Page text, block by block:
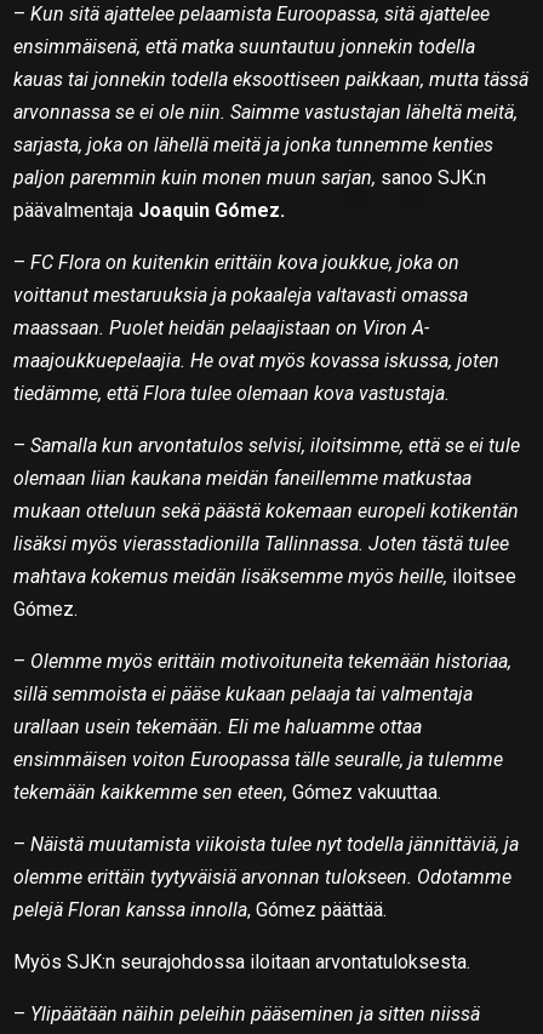
–Kun sitä ajattelee pelaamista Euroopassa, sitä ajattelee
ensimmäisenä, että matka suuntautuu jonnekin todella
kauas tai jonnekin todella eksoottiseen paikkaan, mutta tässä
arvonnassa se ei ole niin. Saimme vastustajan läheltä meitä,
sarjasta, joka on lähellä meitä ja jonka tunnemme kenties
paljon paremmin kuin monen muun sarjan, sanoo SJK:n
päävalmentaja Joaquin Gómez.
–FC Flora on kuitenkin erittäin kova joukkue, joka on
voittanut mestaruuksia ja pokaaleja valtavasti omassa
maassaan. Puolet heidän pelaajistaan on Viron A-
maajoukkuepelaajia. He ovat myös kovassa iskussa, joten
tiedämme, että Flora tulee olemaan kova vastustaja.
–Samalla kun arvontatulos selvisi, iloitsimme, että se ei tule
olemaan liian kaukana meidän faneillemme matkustaa
mukaan otteluun sekä päästä kokemaan europeli kotikentän
lisäksi myös vierasstadionilla Tallinnassa. Joten tästä tulee
mahtava kokemus meidän lisäksemme myös heille, iloitsee
Gómez.
– Olemme myös erittäin motivoituneita tekemään historiaa,
sillä semmoista ei pääse kukaan pelaaja tai valmentaja
urallaan usein tekemään. Eli me haluamme ottaa
ensimmäisen voiton Euroopassa tälle seuralle, ja tulemme
tekemään kaikkemme sen eteen, Gómez vakuuttaa.
– Näistä muutamista viikoista tulee nyt todella jännittäviä, ja
olemme erittäin tyytyväisiä arvonnan tulokseen. Odotamme
pelejä Floran kanssa innolla, Gómez päättää.
Myös SJK:n seurajohdossa iloitaan arvontatuloksesta.
– Ylipäätään näihin peleihin pääseminen ja sitten niissä